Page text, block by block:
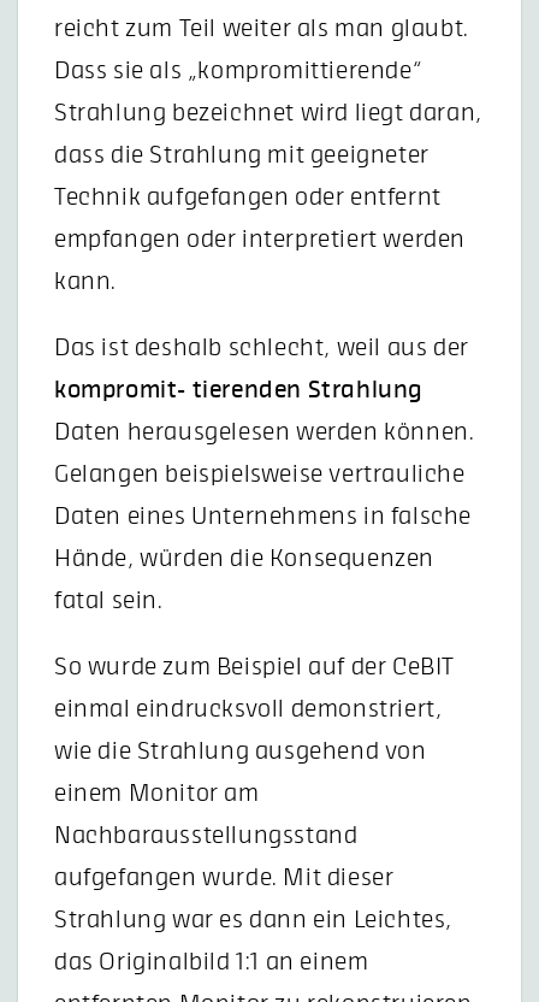
reicht zum Teil weiter als man glaubt.
Dass sie als „kompromittierende“
Strahlung bezeichnet wird liegt daran,
dass die Strahlung mit geeigneter
Technik aufgefangen oder entfernt
empfangen oder interpretiert werden
kann.
Das ist deshalb schlecht, weil aus der
kompromit- tierenden Strahlung
Daten herausgelesen werden können.
Gelangen beispielsweise vertrauliche
Daten eines Unternehmens in falsche
Hände, würden die Konsequenzen
fatal sein.
So wurde zum Beispiel auf der CeBIT
einmal eindrucksvoll demonstriert,
wie die Strahlung ausgehend von
einem Monitor am
Nachbarausstellungsstand
aufgefangen wurde. Mit dieser
Strahlung war es dann ein Leichtes,
das Originalbild 1:1 an einem